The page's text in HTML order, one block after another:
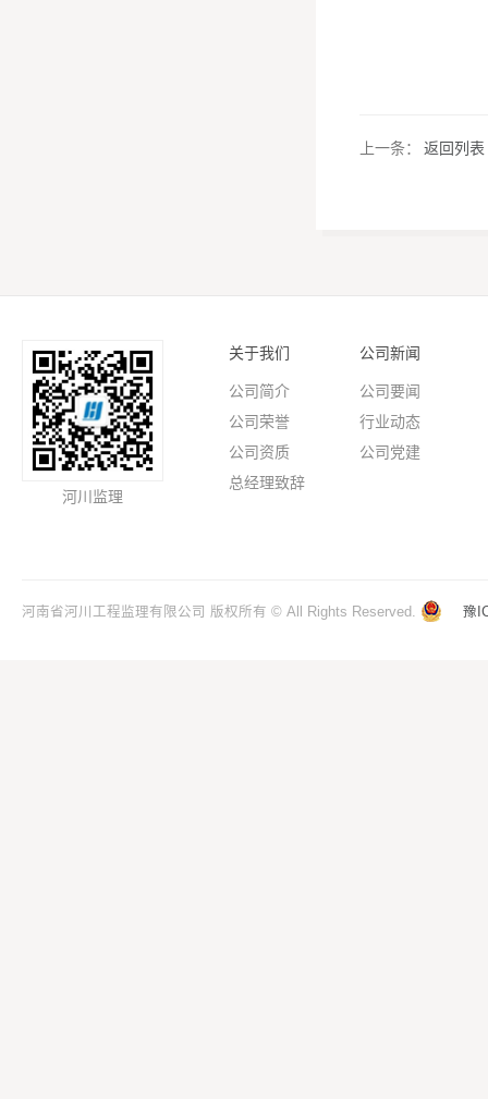
上一条： 返回列表
河川监理
关于我们
公司简介
公司荣誉
公司资质
总经理致辞
公司新闻
公司要闻
行业动态
公司党建
河南省河川工程监理有限公司 版权所有 © All Rights Reserved. 豫